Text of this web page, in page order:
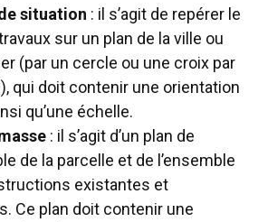
situation : il s’agit de repérer le
sur un plan de la ville ou
(par un cercle ou une croix par
qui doit contenir une orientation
qu’une échelle.
: il s’agit d’un plan de
de la parcelle et de l’ensemble
existantes et
Ce plan doit contenir une